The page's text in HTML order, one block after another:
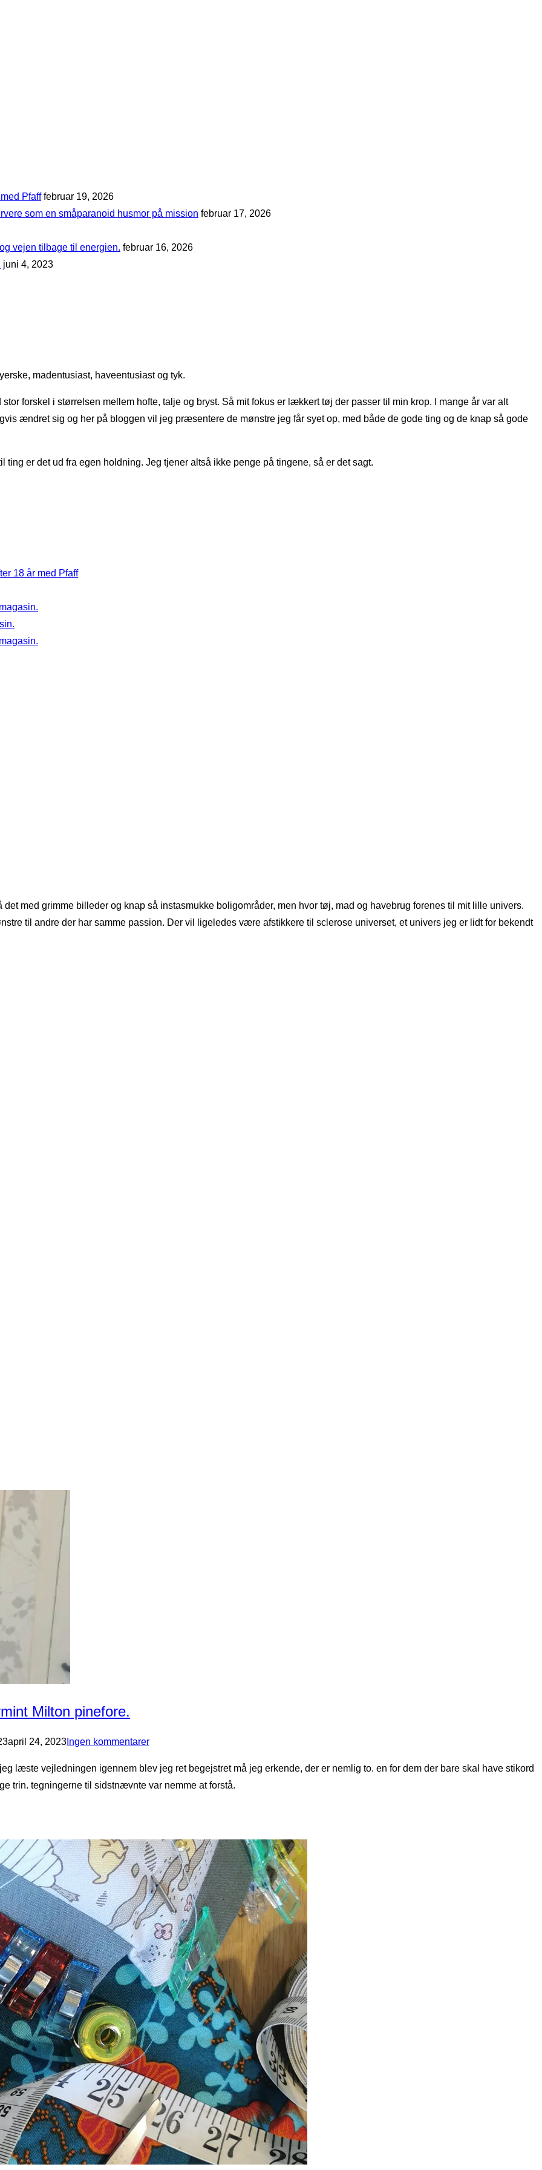
Pfaff februar 19, 2026
som en småparanoid husmor på mission februar 17, 2026
vejen tilbage til energien. februar 16, 2026
juni 4, 2023
madentusiast, haveentusiast og tyk.
forskel i størrelsen mellem hofte, talje og bryst. Så mit fokus er lækkert tøj der passer til min krop. I mange år var alt
ændret sig og her på bloggen vil jeg præsentere de mønstre jeg får syet op, med både de gode ting og de knap så gode
er det ud fra egen holdning. Jeg tjener altså ikke penge på tingene, så er det sagt.
18 år med Pfaff
med grimme billeder og knap så instasmukke boligområder, men hvor tøj, mad og havebrug forenes til mit lille univers.
til andre der har samme passion. Der vil ligeledes være afstikkere til sclerose universet, et univers jeg er lidt for bekendt
Milton pinefore.
april 24, 2023 Ingen kommentarer
læste vejledningen igennem blev jeg ret begejstret må jeg erkende, der er nemlig to. en for dem der bare skal have stikord
trin. tegningerne til sidstnævnte var nemme at forstå.